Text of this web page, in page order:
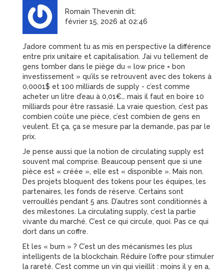
Romain Thevenin dit:
février 15, 2026 at 02:46
J’adore comment tu as mis en perspective la différence
entre prix unitaire et capitalisation. J’ai vu tellement de
gens tomber dans le piège du « low price = bon
investissement » qu’ils se retrouvent avec des tokens à
0,0001$ et 100 milliards de supply - c’est comme
acheter un litre d’eau à 0,01€… mais il faut en boire 10
milliards pour être rassasié. La vraie question, c’est pas
combien coûte une pièce, c’est combien de gens en
veulent. Et ça, ça se mesure par la demande, pas par le
prix.
Je pense aussi que la notion de circulating supply est
souvent mal comprise. Beaucoup pensent que si une
pièce est « créée », elle est « disponible ». Mais non.
Des projets bloquent des tokens pour les équipes, les
partenaires, les fonds de réserve. Certains sont
verrouillés pendant 5 ans. D’autres sont conditionnés à
des milestones. La circulating supply, c’est la partie
vivante du marché. C’est ce qui circule, quoi. Pas ce qui
dort dans un coffre.
Et les « burn » ? C’est un des mécanismes les plus
intelligents de la blockchain. Réduire l’offre pour stimuler
la rareté. C’est comme un vin qui vieillit : moins il y en a,